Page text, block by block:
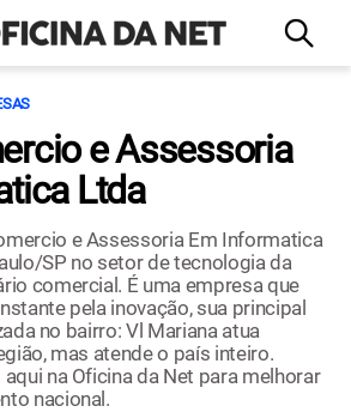
e Assessoria
Ltda
e Assessoria Em Informatica
SP no setor de tecnologia da
comercial. É uma empresa que
pela inovação, sua principal
no bairro: Vl Mariana atua
mas atende o país inteiro.
na Oficina da Net para melhorar
nacional.